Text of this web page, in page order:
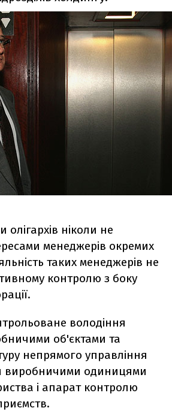
олігархів ніколи не
менеджерів окремих
таких менеджерів не
контролю з боку
володіння
об'єктами та
непрямого управління
виробничими одиницями
і апарат контролю